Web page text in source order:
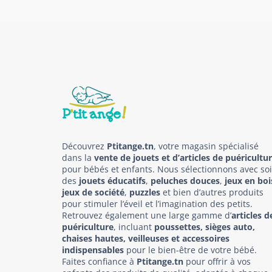
Découvrez Ptitange.tn, votre magasin spécialisé
dans la vente de jouets et d’articles de
pour bébés et enfants. Nous sélectionnons avec
des jouets éducatifs, peluches douces, jeux en
jeux de société, puzzles et bien d’autres produits
pour stimuler l’éveil et l’imagination des petits.
Retrouvez également une large gamme d’articles
puériculture, incluant poussettes, sièges auto,
chaises hautes, veilleuses et accessoires
indispensables pour le bien-être de votre bébé.
Faites confiance à Ptitange.tn pour offrir à vos